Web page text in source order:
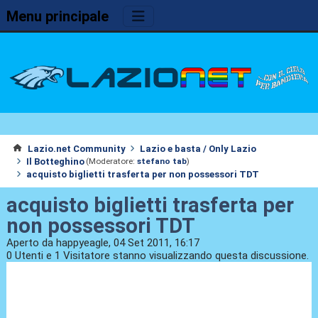
Menu principale
Lazio.net Community
Lazio e basta / Only Lazio
Il Botteghino (Moderatore: stefano tab)
acquisto biglietti trasferta per non possessori TDT
acquisto biglietti trasferta per
non possessori TDT
Aperto da happyeagle, 04 Set 2011, 16:17
0 Utenti e 1 Visitatore stanno visualizzando questa discussione.